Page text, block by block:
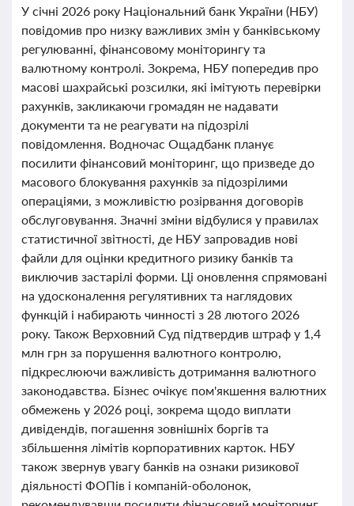
У січні 2026 року Національний банк України (НБУ)
повідомив про низку важливих змін у банківському
регулюванні, фінансовому моніторингу та
валютному контролі. Зокрема, НБУ попередив про
масові шахрайські розсилки, які імітують перевірки
рахунків, закликаючи громадян не надавати
документи та не реагувати на підозрілі
повідомлення. Водночас Ощадбанк планує
посилити фінансовий моніторинг, що призведе до
масового блокування рахунків за підозрілими
операціями, з можливістю розірвання договорів
обслуговування. Значні зміни відбулися у правилах
статистичної звітності, де НБУ запровадив нові
файли для оцінки кредитного ризику банків та
виключив застарілі форми. Ці оновлення спрямовані
на удосконалення регулятивних та наглядових
функцій і набирають чинності з 28 лютого 2026
року. Також Верховний Суд підтвердив штраф у 1,4
млн грн за порушення валютного контролю,
підкреслюючи важливість дотримання валютного
законодавства. Бізнес очікує пом'якшення валютних
обмежень у 2026 році, зокрема щодо виплати
дивідендів, погашення зовнішніх боргів та
збільшення лімітів корпоративних карток. НБУ
також звернув увагу банків на ознаки ризикової
діяльності ФОПів і компаній-оболонок,